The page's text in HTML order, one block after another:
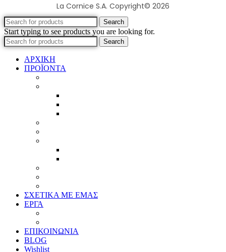
La Cornice S.A. Copyright© 2026
Search
Start typing to see products you are looking for.
Search
ΑΡΧΙΚΗ
ΠΡΟΪΟΝΤΑ
ΣΧΕΤΙΚΑ ΜΕ ΕΜΑΣ
ΕΡΓΑ
ΕΠΙΚΟΙΝΩΝΙΑ
BLOG
Wishlist